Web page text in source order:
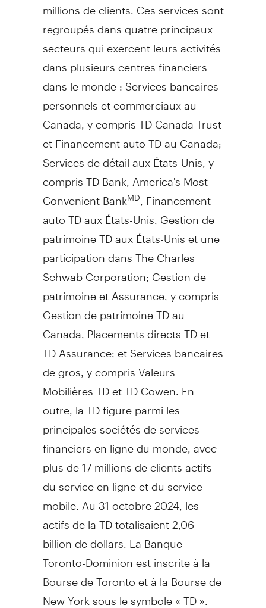
millions de clients. Ces services sont
regroupés dans quatre principaux
secteurs qui exercent leurs activités
dans plusieurs centres financiers
dans le monde : Services bancaires
personnels et commerciaux au
Canada , y compris TD Canada Trust
et Financement auto TD au Canada;
Services de détail aux États-Unis, y
compris TD Bank, America's Most
Convenient BankMD , Financement
auto TD aux États-Unis, Gestion de
patrimoine TD aux États-Unis et une
participation dans The Charles
Schwab Corporation;Gestion de
patrimoine et Assurance, y compris
Gestion depatrimoine TD au
Canada , Placements directs TD et
TD Assurance; et Services bancaires
de gros, y compris Valeurs
Mobilières TD et TD Cowen. En
outre, la TD figure parmi les
principales sociétés de services
financiers en ligne du monde, avec
plus de 17 millions de clients actifs
du service en ligne et du service
mobile. Au 31 octobre 2024, les
actifs de la TD totalisaient 2,06
billion de dollars. La Banque
Toronto-Dominion est inscrite à la
Bourse deTorontoet à la Bourse de
New Yorksous le symbole « TD ».